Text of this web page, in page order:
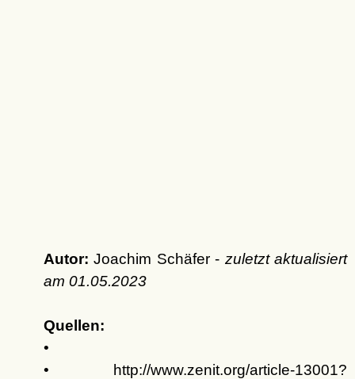
Autor: Joachim Schäfer - zuletzt aktualisiert
am 01.05.2023
Quellen:
•
• http://www.zenit.org/article-13001?